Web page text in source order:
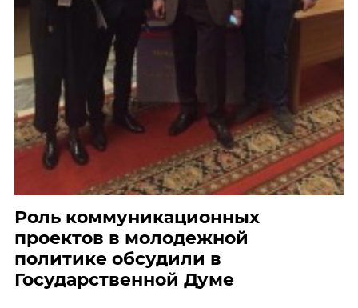
Роль коммуникационных
проектов в молодежной
политике обсудили в
Государственной Думе